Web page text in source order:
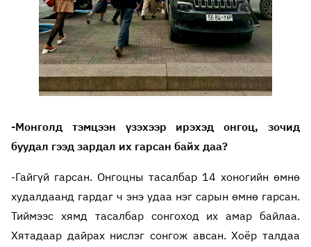
-Монголд тэмцээн үзэхээр ирэхэд онгоц, зочид
буудал гээд зардал их гарсан байх даа?
-Гайгүй гарсан. Онгоцны тасалбар 14 хоногийн өмнө
худалдаанд гардаг ч энэ удаа нэг сарын өмнө гарсан.
Тиймээс хямд тасалбар сонгоход их амар байлаа.
Хятадаар дайрах нислэг сонгож авсан. Хоёр талдаа